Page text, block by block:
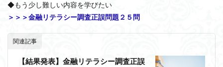
◆もう少し難しい内容を学びたい
＞＞＞金融リテラシー調査正誤問題２５問
関連記事
【結果発表】金融リテラシー調査正誤